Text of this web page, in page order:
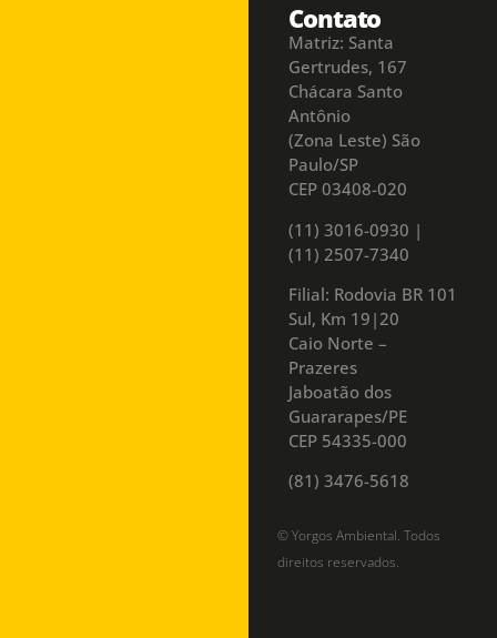
Contato
Matriz: Santa
Gertrudes, 167
Chácara Santo
Antônio
(Zona Leste) São
Paulo/SP
CEP 03408-020
(11) 3016-0930​ |
(11) 2507-7340
Filial: Rodovia BR 101
Sul, Km 19|20
Caio Norte –
Prazeres
Jaboatão dos
Guararapes/PE
CEP 54335-000
(81) 3476-5618
© Yorgos Ambiental. Todos
direitos reservados.